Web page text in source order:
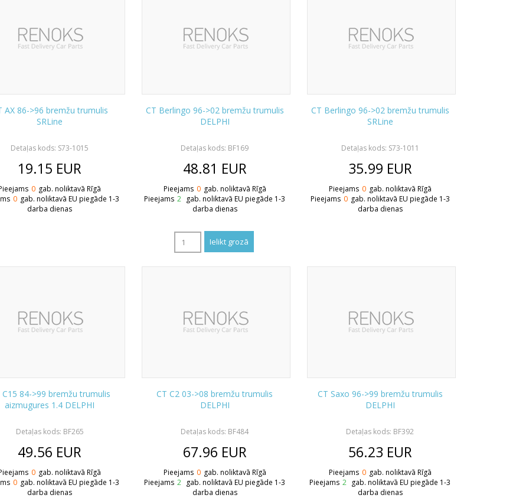
AX 86->96 bremžu trumulis
SRLine
Detaļas kods: S73-1015
19.15 EUR
0 gab. noliktavā Rīgā
0 gab. noliktavā EU piegāde 1-3
darba dienas
CT Berlingo 96->02 bremžu trumulis
DELPHI
Detaļas kods: BF169
48.81 EUR
Pieejams 0 gab. noliktavā Rīgā
Pieejams 2 gab. noliktavā EU piegāde 1-3
darba dienas
CT Berlingo 96->02 bremžu trumulis
SRLine
Detaļas kods: S73-1011
35.99 EUR
Pieejams 0 gab. noliktavā Rīgā
Pieejams 0 gab. noliktavā EU piegāde 1-3
darba dienas
C15 84->99 bremžu trumulis
aizmugures 1.4 DELPHI
Detaļas kods: BF265
49.56 EUR
0 gab. noliktavā Rīgā
0 gab. noliktavā EU piegāde 1-3
darba dienas
CT C2 03->08 bremžu trumulis
DELPHI
Detaļas kods: BF484
67.96 EUR
Pieejams 0 gab. noliktavā Rīgā
Pieejams 2 gab. noliktavā EU piegāde 1-3
darba dienas
CT Saxo 96->99 bremžu trumulis
DELPHI
Detaļas kods: BF392
56.23 EUR
Pieejams 0 gab. noliktavā Rīgā
Pieejams 2 gab. noliktavā EU piegāde 1-3
darba dienas